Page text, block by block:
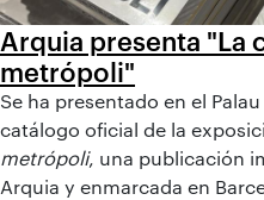
Arquia presenta "La
metrópoli"
Se ha presentado en el
catálogo oficial de la
metrópoli, una publicación
Arquia y enmarcada en